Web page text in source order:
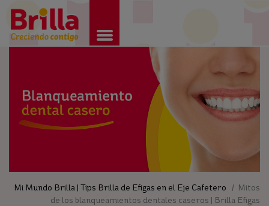
Mi Mundo Brilla | Tips Brilla de Efigas en el Eje Cafetero / Mitos
de los blanqueamientos dentales caseros | Brilla Efigas